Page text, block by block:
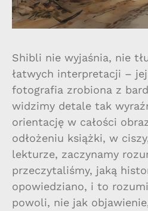
Shibli nie wyjaśnia, nie
łatwych interpretacji –
fotografia zrobiona z
widzimy detale tak
orientację w całości
odłożeniu książki, w
lekturze, zaczynamy
przeczytaliśmy, jaką
opowiedziano, i to
powoli, nie jak